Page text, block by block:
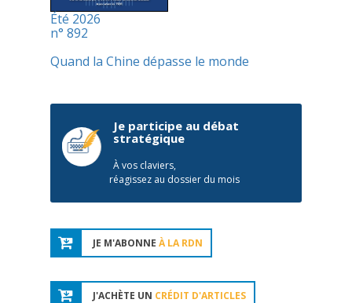
Été 2026
n° 892
Quand la Chine dépasse le monde
Je participe au débat
stratégique
À vos claviers,
réagissez au dossier du mois
JE M'ABONNE À LA RDN
J'ACHÈTE UN CRÉDIT D'ARTICLES